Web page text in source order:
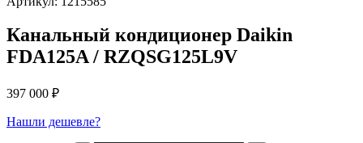
Канальный кондиционер Daikin
FDA125A / RZQSG125L9V
397 000 ₽
Нашли дешевле?